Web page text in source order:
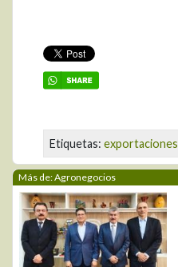
Etiquetas: exportaciones
Más de: Agronegocios